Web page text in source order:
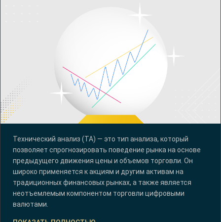
Технический анализ (ТА) — это тип анализа, который
позволяет спрогнозировать поведение рынка на основе
предыдущего движения цены и объемов торговли. Он
широко применяется к акциям и другим активам на
традиционных финансовых рынках, а также является
неотъемлемым компонентом торговли цифровыми
валютами.